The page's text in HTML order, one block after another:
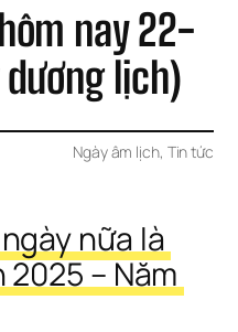
nay 22-
dương lịch)
Ngày âm lịch, Tin tức
nữa là
– Năm